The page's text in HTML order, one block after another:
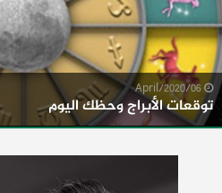
توقعات الأبراج وحظك اليوم